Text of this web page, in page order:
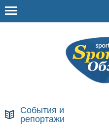
События и
репортажи